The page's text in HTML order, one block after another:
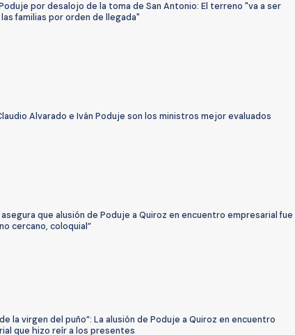
por desalojo de la toma de San Antonio: El terreno "va a ser
familias por orden de llegada"
Alvarado e Iván Poduje son los ministros mejor evaluados
que alusión de Poduje a Quiroz en encuentro empresarial fue
cercano, coloquial”
la virgen del puño”: La alusión de Poduje a Quiroz en encuentro
que hizo reír a los presentes